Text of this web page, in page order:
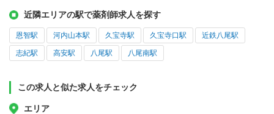
近隣エリアの駅で薬剤師求人を探す
恩智駅 河内山本駅 久宝寺駅 久宝寺口駅 近鉄八尾駅
志紀駅 高安駅 八尾駅 八尾南駅
この求人と似た求人をチェック
エリア